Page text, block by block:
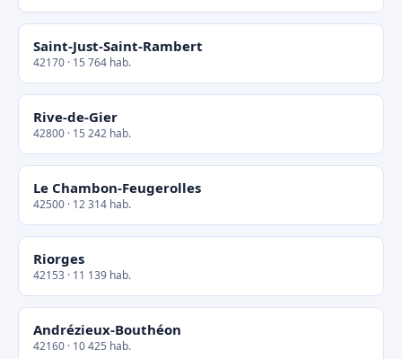
Saint-Just-Saint-Rambert
42170 · 15 764 hab.
Rive-de-Gier
42800 · 15 242 hab.
Le Chambon-Feugerolles
42500 · 12 314 hab.
Riorges
42153 · 11 139 hab.
Andrézieux-Bouthéon
42160 · 10 425 hab.